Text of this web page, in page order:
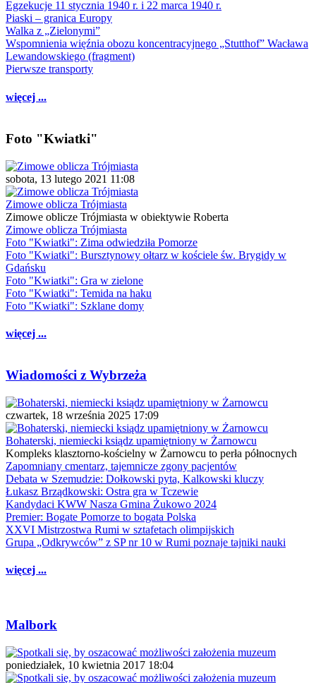
Egzekucje 11 stycznia 1940 r. i 22 marca 1940 r.
Piaski – granica Europy
Walka z „Zielonymi”
Wspomnienia więźnia obozu koncentracyjnego „Stutthof” Wacława
Lewandowskiego (fragment)
Pierwsze transporty
więcej ...
Foto "Kwiatki"
sobota, 13 lutego 2021 11:08
Zimowe oblicza Trójmiasta
Zimowe oblicze Trójmiasta w obiektywie Roberta
Zimowe oblicza Trójmiasta
Foto "Kwiatki": Zima odwiedziła Pomorze
Foto "Kwiatki": Bursztynowy ołtarz w kościele św. Brygidy w
Gdańsku
Foto "Kwiatki": Gra w zielone
Foto "Kwiatki": Temida na haku
Foto "Kwiatki": Szklane domy
więcej ...
Wiadomości z Wybrzeża
czwartek, 18 września 2025 17:09
Bohaterski, niemiecki ksiądz upamiętniony w Żarnowcu
Kompleks klasztorno-kościelny w Żarnowcu to perła północnych
Zapomniany cmentarz, tajemnicze zgony pacjentów
Debata w Szemudzie: Dołkowski pyta, Kalkowski kluczy
Łukasz Brządkowski: Ostra gra w Tczewie
Kandydaci KWW Nasza Gmina Żukowo 2024
Premier: Bogate Pomorze to bogata Polska
XXVI Mistrzostwa Rumi w sztafetach olimpijskich
Grupa „Odkrywców” z SP nr 10 w Rumi poznaje tajniki nauki
więcej ...
Malbork
poniedziałek, 10 kwietnia 2017 18:04